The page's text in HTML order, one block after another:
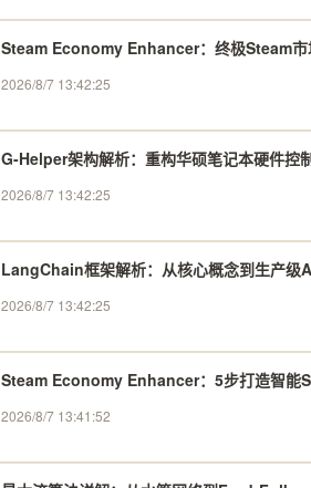
Steam Economy Enhancer：终极Steam市
2026/8/7 13:42:25
G-Helper架构解析：重构华硕笔记本硬件控
2026/8/7 13:42:25
LangChain框架解析：从核心概念到生产级
2026/8/7 13:42:25
Steam Economy Enhancer：5步打造智能
2026/8/7 13:41:52